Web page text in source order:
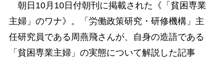
朝日10月10日付朝刊に掲載された《「貧困専業
主婦」のワナ》。「労働政策研究・研修機構」主
任研究員である周燕飛さんが、自身の造語である
「貧困専業主婦」の実態について解説した記事